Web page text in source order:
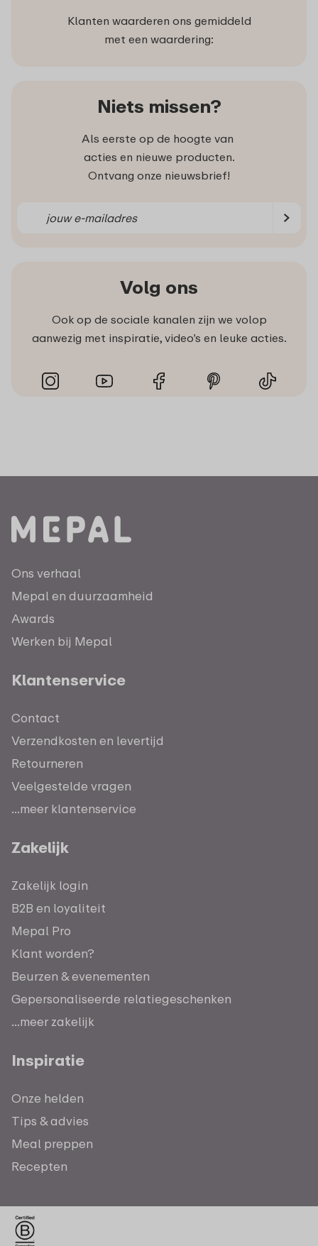
Klanten waarderen ons gemiddeld
met een waardering:
Niets missen?
Als eerste op de hoogte van
acties en nieuwe producten.
Ontvang onze nieuwsbrief!
Volg ons
Ook op de sociale kanalen zijn we volop
aanwezig met inspiratie, video’s en leuke acties.
Ons verhaal
Mepal en duurzaamheid
Awards
Werken bij Mepal
Klantenservice
Contact
Verzendkosten en levertijd
Retourneren
Veelgestelde vragen
...meer klantenservice
Zakelijk
Zakelijk login
B2B en loyaliteit
Mepal Pro
Klant worden?
Beurzen & evenementen
Gepersonaliseerde relatiegeschenken
...meer zakelijk
Inspiratie
Onze helden
Tips & advies
Meal preppen
Recepten